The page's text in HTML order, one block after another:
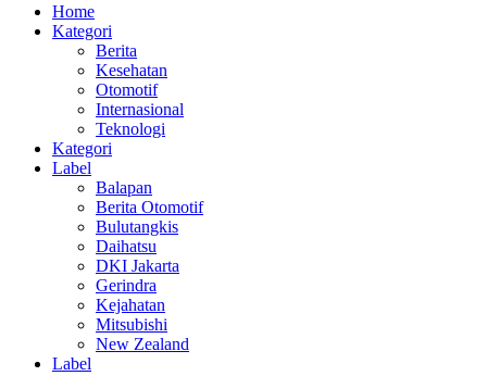
Home
Kategori
Berita
Kesehatan
Otomotif
Internasional
Teknologi
Kategori
Label
Balapan
Berita Otomotif
Bulutangkis
Daihatsu
DKI Jakarta
Gerindra
Kejahatan
Mitsubishi
New Zealand
Label